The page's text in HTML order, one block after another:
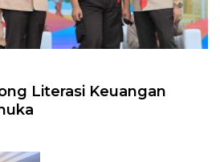
Literasi Keuangan